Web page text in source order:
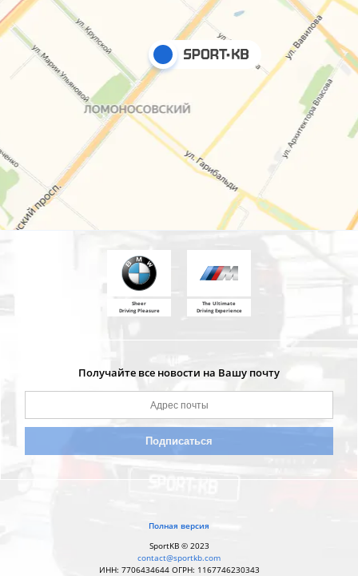
Sheer
Driving Pleasure
The Ultimate
Driving Experience
Получайте все новости на Вашу почту
Полная версия
SportKB © 2023
contact@sportkb.com
ИНН: 7706434644 ОГРН: 1167746230343